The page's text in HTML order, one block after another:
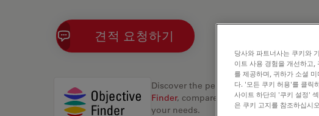
견적 요청하기
Discover the perfect solution. Explore
Finder, compare alternatives, and find
your needs.
당사와 파트너사는 쿠키와
이트 사용 경험을 개선하고,
를 제공하며, 귀하가 소셜
다. '모든 쿠키 허용'를 클릭
사이트 하단의 '쿠키 설정'
은 쿠키 고지를 참조하십시